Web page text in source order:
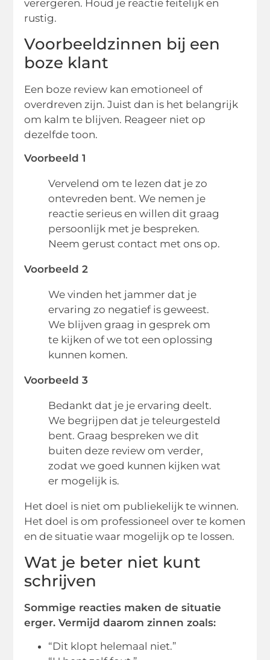
verergeren. Houd je reactie feitelijk en
rustig.
Voorbeeldzinnen bij een
boze klant
Een boze review kan emotioneel of
overdreven zijn. Juist dan is het belangrijk
om kalm te blijven. Reageer niet op
dezelfde toon.
Voorbeeld 1
Vervelend om te lezen dat je zo
ontevreden bent. We nemen je
reactie serieus en willen dit graag
persoonlijk met je bespreken.
Neem gerust contact met ons op.
Voorbeeld 2
We vinden het jammer dat je
ervaring zo negatief is geweest.
We blijven graag in gesprek om
te kijken of we tot een oplossing
kunnen komen.
Voorbeeld 3
Bedankt dat je je ervaring deelt.
We begrijpen dat je teleurgesteld
bent. Graag bespreken we dit
buiten deze review om verder,
zodat we goed kunnen kijken wat
er mogelijk is.
Het doel is niet om publiekelijk te winnen.
Het doel is om professioneel over te komen
en de situatie waar mogelijk op te lossen.
Wat je beter niet kunt
schrijven
Sommige reacties maken de situatie
erger. Vermijd daarom zinnen zoals:
“Dit klopt helemaal niet.”